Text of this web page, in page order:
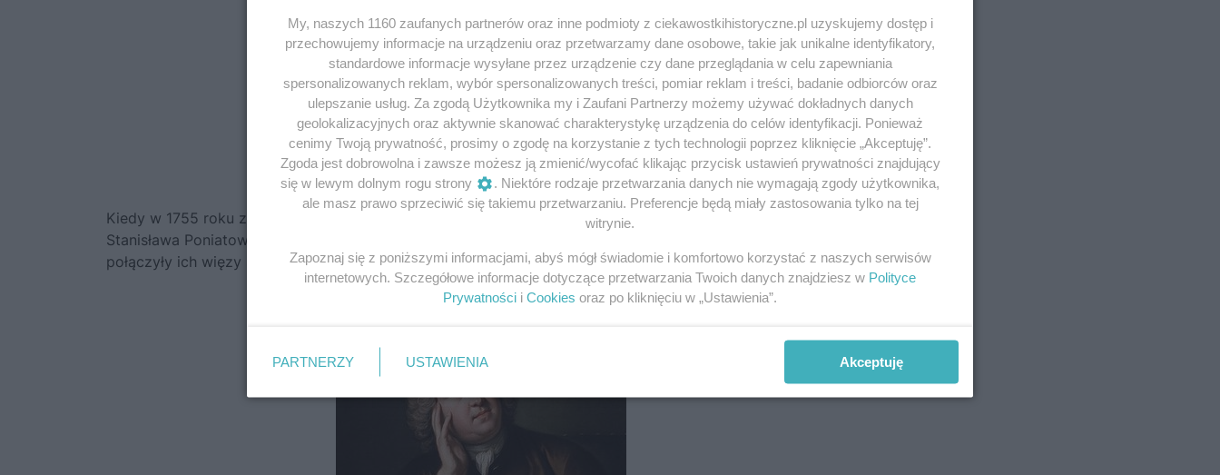
Kiedy w 1755 roku został mianowany nowym ambasadorem Jego Królewskiej Mości w Petersburgu, zabrał
Stanisława Poniatowskiego
połączyły ich więzy szczerej przyjaźni.
My, naszych 1160 zaufanych partnerów oraz inne podmioty z ciekawostkihistoryczne.pl uzyskujemy dostęp i
przechowujemy informacje na urządzeniu oraz przetwarzamy dane osobowe, takie jak unikalne identyfikatory,
standardowe informacje wysyłane przez urządzenie czy dane przeglądania w celu zapewniania
spersonalizowanych reklam, wybór spersonalizowanych treści, pomiar reklam i treści, badanie odbiorców oraz
ulepszanie usług. Za zgodą Użytkownika my i Zaufani Partnerzy możemy używać dokładnych danych
geolokalizacyjnych oraz aktywnie skanować charakterystykę urządzenia do celów identyfikacji. Ponieważ
cenimy Twoją prywatność, prosimy o zgodę na korzystanie z tych technologii poprzez kliknięcie „Akceptuję”.
Zgoda jest dobrowolna i zawsze możesz ją zmienić/wycofać klikając przycisk ustawień prywatności znajdujący
się w lewym dolnym rogu strony
. Niektóre rodzaje przetwarzania danych nie wymagają zgody użytkownika,
ale masz prawo sprzeciwić się takiemu przetwarzaniu. Preferencje będą miały zastosowania tylko na tej
witrynie.
Zapoznaj się z poniższymi informacjami, abyś mógł świadomie i komfortowo korzystać z naszych serwisów
internetowych. Szczegółowe informacje dotyczące przetwarzania Twoich danych znajdziesz w Polityce
Prywatności i Cookies oraz po kliknięciu w „Ustawienia”.
PARTNERZY USTAWIENIA Akceptuję